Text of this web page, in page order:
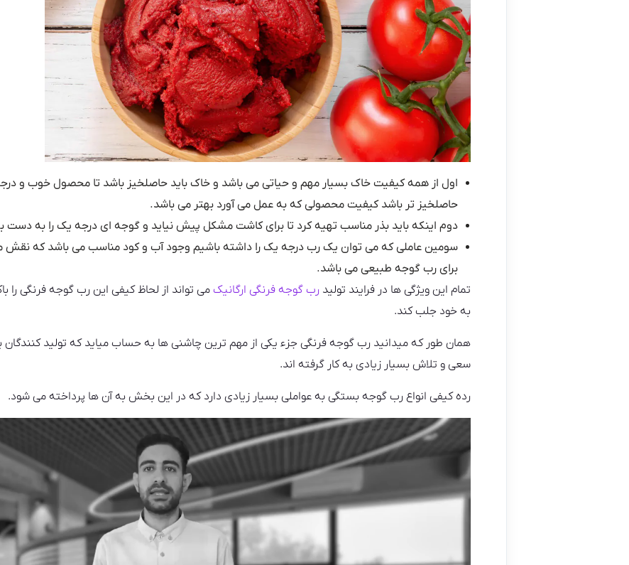
اول از همه کیفیت خاک بسیار مهم و حیاتی می باشد و خاک باید حاصلخیز باشد تا محصول خوب و
حاصلخیز تر باشد کیفیت محصولی که به عمل می آورد بهتر می باشد.
دوم اینکه باید بذر مناسب تهیه کرد تا برای کاشت مشکل پیش نیاید و گوجه ای درجه یک را به دست
سومین عاملی که می توان یک رب درجه یک را داشته باشیم وجود آب و کود مناسب می باشد که
برای رب گوجه طبیعی می باشد.
تمام این ویژگی ها در فرایند تولید رب گوجه فرنگی ارگانیک می تواند از لحاظ کیفی این رب گوجه فرنگی را
به خود جلب کند.
همان طور که میدانید رب گوجه فرنگی جزء یکی از مهم ترین چاشنی ها به حساب میاید که تولید
سعی و تلاش بسیار زیادی به کار گرفته اند.
رده کیفی انواع رب گوجه بستگی به عواملی بسیار زیادی دارد که در این بخش به آن ها پرداخته می شود.
نمایشگر
ویدیو